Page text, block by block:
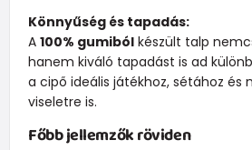
Könnyűség és tapadás:
A 100% gumibólkészült talp
hanem kiváló tapadást is ad
a cipő ideális játékhoz, sétához és
viseletre is.
Főbb jellemzők röviden